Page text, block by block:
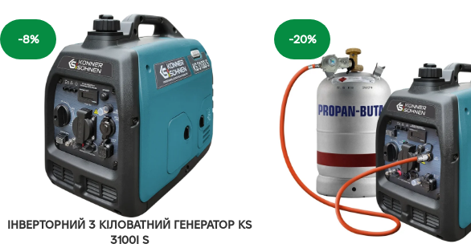
-8%
ІНВЕРТОРНИЙ 3 КІЛОВАТНИЙ ГЕНЕРАТОР KS
3100I S
-20%